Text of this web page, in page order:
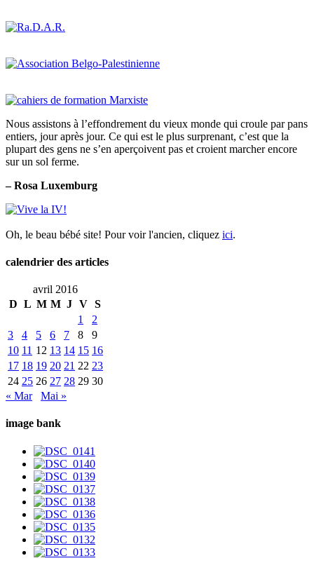
Nous assistons à l’effondrement du vieux monde qui croule par pans
entiers, jour après jour. Ce qui est le plus surprenant, c’est que la
plupart des gens ne s’en aperçoivent pas et croient marcher encore
sur un sol ferme.
– Rosa Luxemburg
Oh, le beau bébé site! Pour voir l'ancien, cliquez ici.
calendrier des articles
avril 2016
D L M M J V S
1
2
3
4 5 6 7 8
9
10 11 12 13 14 15 16
17 18 19 20 21 22 23
24 25 26 27 28 29 30
« Mar
Mai »
image bank